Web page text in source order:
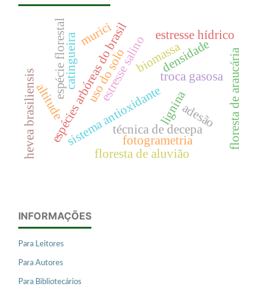
biomassadensidade
sistema antioxidante
troca gasosa
espécies arbóreas do brasiltécnica de decepa
lignina
estresse salino
catingueira estresse hídrico
altitude
fotogrametria floresta de araucária
murici
adesão
hevea brasiliensis uso do solo
espécie florestal
floresta de aluvião
INFORMAÇÕES
Para Leitores
Para Autores
Para Bibliotecários